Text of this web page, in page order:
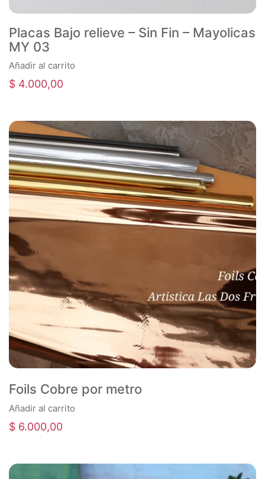
Placas Bajo relieve – Sin Fin – Mayolicas
MY 03
Añadir al carrito
$ 4.000,00
Foils Cobre por metro
Añadir al carrito
$ 6.000,00